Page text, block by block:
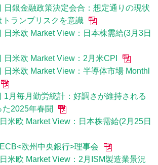
日銀金融政策決定会合：想定通りの現状
ランプリスクを意識
日米欧 Market View：日本株需給(3月3日
日米欧 Market View：2月米CPI
日米欧 Market View：半導体市場 Monthl
1月毎月勤労統計：好調さが維持される
2025年春闘
米欧 Market View：日本株需給(2月25日
欧州中央銀行>理事会
米欧 Market View：2月ISM製造業景況